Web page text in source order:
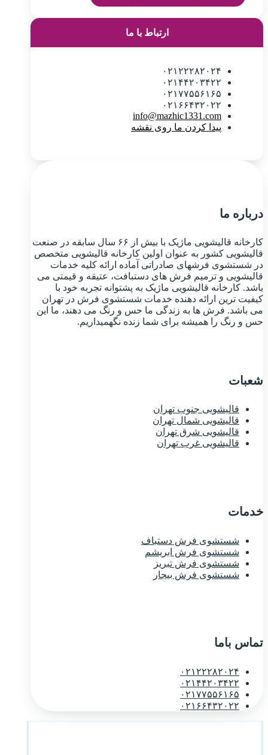
ارتباط با ما
۰۲۱۲۲۲۸۲۰۲۴
۰۲۱۴۴۲۰۳۴۲۲
۰۲۱۷۷۵۵۶۱۶۵
۰۲۱۶۶۴۳۲۰۲۲
info@mazhic1331.com
پیدا کردن ما روی نقشه
درباره ما
کارخانه قالیشویی ماژیک با بیش از ۶۶ سال سابقه در صنعت
قالیشویی کشور به عنوان اولین کارخانه قالیشویی متخصص
در شستشوی فرشهای صادراتی آماده ارائه کلیه خدمات
قالیشویی و ترمیم فرش های دستبافت، عتیقه و قیمتی می
باشد. کارخانه قالیشویی ماژیک به پشتوانه تجربه خود با
کیفیت ترین ارائه دهنده خدمات شستشوی فرش در تهران
می باشد. فرش ها به زندگی ما حس و رنگ می دهند، ما این
حس و رنگ را همیشه برای شما زنده نگهمیداریم.
شعبات
قالیشویی جنوب تهران
قالیشویی شمال تهران
قالیشویی شرق تهران
قالیشویی غرب تهران
خدمات
شستشوی فرش دستباف
شستشوی فرش ابریشم
شستشوی فرش تبریز
شستشوی فرش بیجار
تماس باما
۰۲۱۲۲۲۸۲۰۲۴
۰۲۱۴۴۲۰۳۴۲۲
۰۲۱۷۷۵۵۶۱۶۵
۰۲۱۶۶۴۳۲۰۲۲